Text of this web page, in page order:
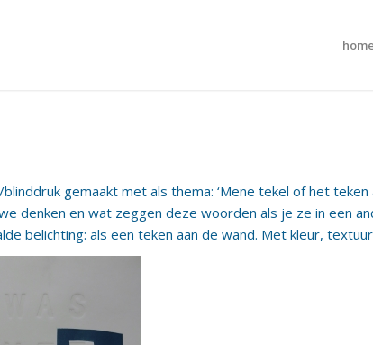
home
gemaakt met als thema: ‘Mene tekel of het teken
denken en wat zeggen deze woorden als je ze in een
belichting: als een teken aan de wand. Met kleur,